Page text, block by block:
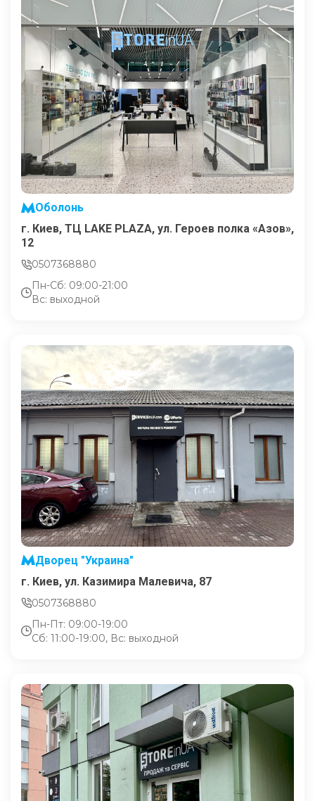
Оболонь
г. Киев, ТЦ LAKE PLAZA, ул. Героев полка «Азов»,
12
0507368880
Пн-Сб: 09:00-21:00
Вс: выходной
Дворец "Украина"
г. Киев, ул. Казимира Малевича, 87
0507368880
Пн-Пт: 09:00-19:00
Сб: 11:00-19:00, Вс: выходной